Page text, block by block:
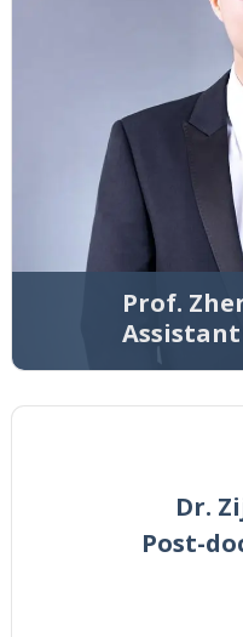
Prof.
Dr.
Post-